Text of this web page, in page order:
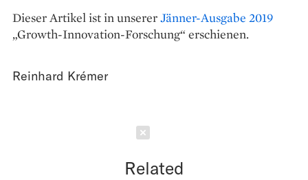
Dieser Artikel ist in unsererJänner-Ausgabe 2019
„Growth-Innovation-Forschung“ erschienen.
Reinhard Krémer
Related